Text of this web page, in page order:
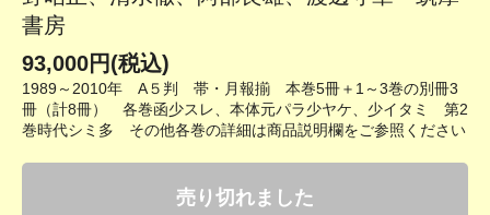
書房
93,000円(税込)
1989～2010年 A５判 帯・月報揃 本巻5冊＋1～3巻の別冊3
冊（計8冊） 各巻函少スレ、本体元パラ少ヤケ、少イタミ 第2
巻時代シミ多 その他各巻の詳細は商品説明欄をご参照ください
売り切れました